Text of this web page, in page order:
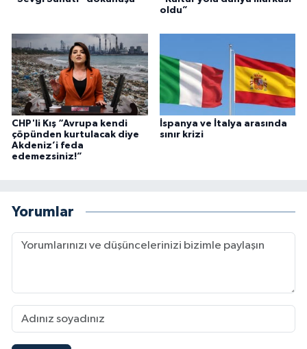
oldu”
CHP'li Kış “Avrupa kendi
çöpünden kurtulacak diye
Akdeniz’i feda
edemezsiniz!”
İspanya ve İtalya arasında
sınır krizi
Yorumlar